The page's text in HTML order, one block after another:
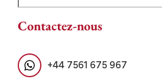
Contactez-nous
+44 7561 675 967